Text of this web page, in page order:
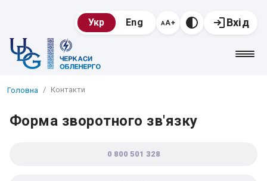
Укр Eng Вхід
Головна Контакти
Форма зворотного зв'язку
0 800 501 328